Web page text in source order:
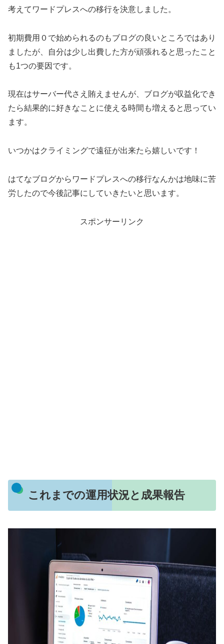
考えてワードプレスへの移行を決意しました。
初期費用０で始められるのもブログの良いところではあり
ましたが、自分は少し出費した方が頑張れると思ったこと
も1つの要因です。
現在はサーバー代さえ賄えませんが、ブログが収益化でき
たら結果的に好きなことに使える時間も増えると思ってい
ます。
いつかはクライミングで遠征が出来たら嬉しいです！
はてなブログからワードプレスへの移行なんかは地味に苦
労したので今後記事にしていきたいと思います。
スポンサーリンク
これまでの運用状況と成果報告